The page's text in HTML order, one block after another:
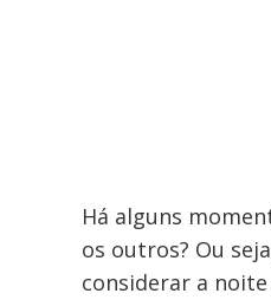
Há alguns
os outros? Ou
considerar a